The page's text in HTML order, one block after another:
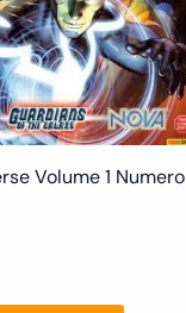
Volume 1 Numero